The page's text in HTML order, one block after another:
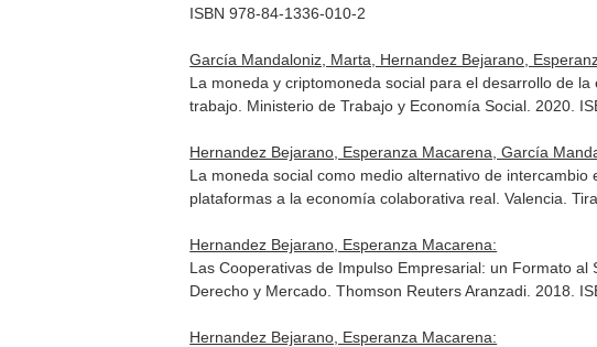
ISBN 978-84-1336-010-2
García Mandaloniz, Marta, Hernandez Bejarano,
La moneda y criptomoneda social para el desarrollo de
trabajo . Ministerio de Trabajo y Economía Social. 2020.
Hernandez Bejarano, Esperanza Macarena, García
La moneda social como medio alternativo de
plataformas a la economía colaborativa real . Valencia.
Hernandez Bejarano, Esperanza Macarena:
Las Cooperativas de Impulso Empresarial: un Formato al
Derecho y Mercado . Thomson Reuters Aranzadi. 2018.
Hernandez Bejarano, Esperanza Macarena: